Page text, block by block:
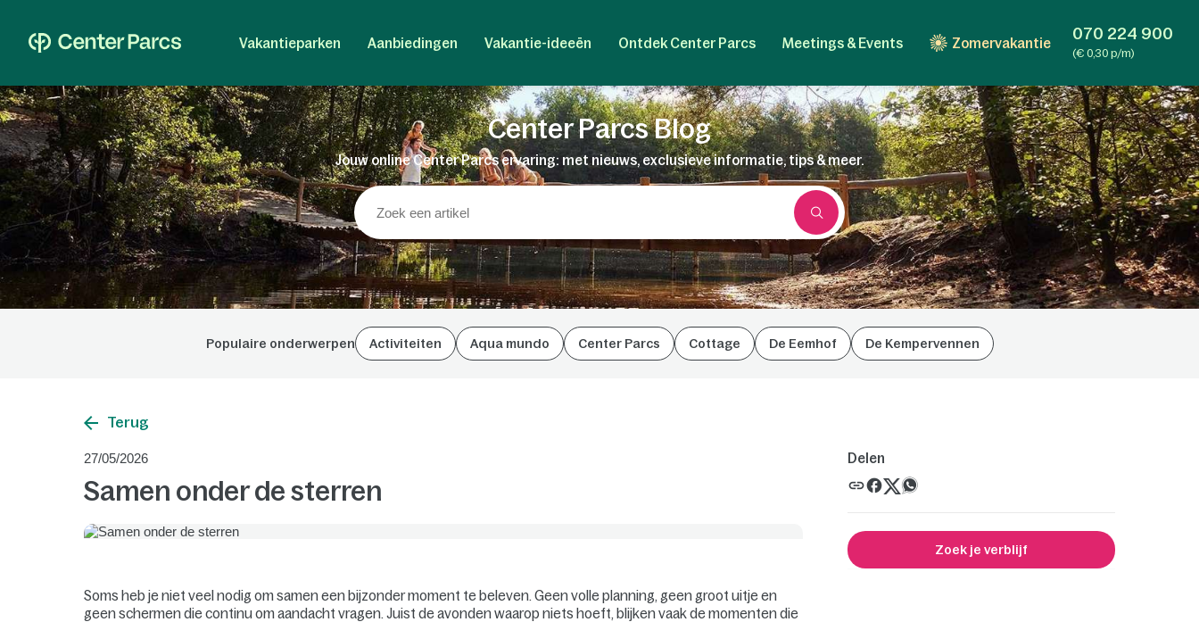
Vakantieparken Aanbiedingen Vakantie-ideeën Ontdek Center Parcs Meetings & Events Zomervakantie 070 224 900
(€ 0,30 p/m)
Center Parcs Blog
Jouw online Center Parcs ervaring: met nieuws, exclusieve informatie, tips & meer.
Populaire onderwerpen Activiteiten Aqua mundo Center Parcs Cottage De Eemhof De Kempervennen
Terug
27/05/2026
Samen onder de sterren
Soms heb je niet veel nodig om samen een bijzonder moment te beleven. Geen volle planning, geen groot uitje en
geen schermen die continu om aandacht vragen. Juist de avonden waarop niets hoeft, blijken vaak de momenten die
Delen
Zoek je verblijf